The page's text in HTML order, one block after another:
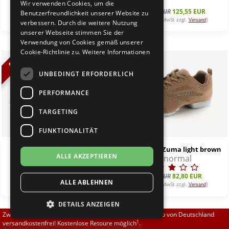
Brautschuhe
Sneaker
Untergrößen 33-35
Übergrößen 43-44
Flexerinas
Merlet
Nueva Epoca
Portdance
RayRose
Rummos
Rumpf
TopTanz
92,00 EUR 82,80 EUR
[inkl. 19% MwSt zzgl. Versand
139,50 EUR 125,55 EUR
[inkl. 19% MwSt zzgl. Versand]
%
Rumpf 1660 Twist schwarz
normal
79,00 EUR62,90 EUR
[inkl. 19% MwSt zzgl.Versand]
Rumpf 1567 Zuma light brown
normal
92,00 EUR 82,80 EUR
[inkl. 19% MwSt zzgl. Versand]
Zwischen 70,00 EUR und 800,00 EUR liefern wir innerhalb von Deutschland
versandkostenfrei! Kostenlose Retoure möglich1.
Wir verwenden Cookies, um die
Benutzerfreundlichkeit unserer Website zu
verbessern. Durch die weitere Nutzung
unserer Webseite stimmen Sie der
Verwendung von Cookies gemäß unserer
Cookie-Richtlinie zu. Weitere Informationen
UNBEDINGT ERFORDERLICH
PERFORMANCE
TARGETING
FUNKTIONALITÄT
ALLE AKZEPTIEREN
ALLE ABLEHNEN
DETAILS ANZEIGEN